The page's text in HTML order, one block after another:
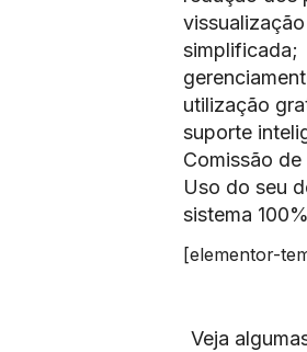
simplificada;
utilização
suporte
Comissão
Uso do seu
sistema
[elementor-
Veja